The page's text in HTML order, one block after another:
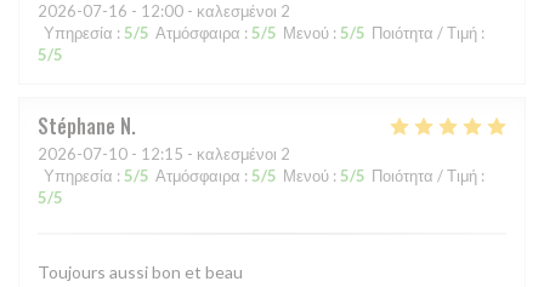
2026-07-16 - 12:00 - καλεσμένοι 2
Υπηρεσία : 5/5 Ατμόσφαιρα : 5/5 Μενού : 5/5 Ποιότητα / Τιμή :
5/5
Stéphane N
2026-07-10 - 12:15 - καλεσμένοι 2
Υπηρεσία : 5/5 Ατμόσφαιρα : 5/5 Μενού : 5/5 Ποιότητα / Τιμή :
5/5
Toujours aussi bon et beau